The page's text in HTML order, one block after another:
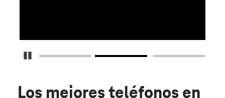
Detener carrusel
Los mejores teléfonos en